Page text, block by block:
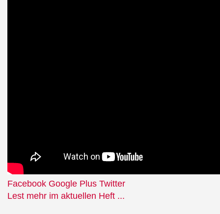
Facebook Google Plus Twitter
Lest mehr im aktuellen Heft ...